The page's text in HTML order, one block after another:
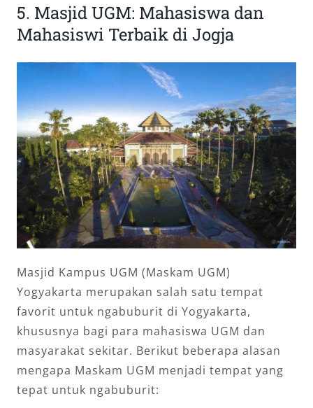
5. Masjid UGM: Mahasiswa dan
Mahasiswi Terbaik di Jogja
Masjid Kampus UGM (Maskam UGM)
Yogyakarta merupakan salah satu tempat
favorit untuk ngabuburit di Yogyakarta,
khususnya bagi para mahasiswa UGM dan
masyarakat sekitar. Berikut beberapa alasan
mengapa Maskam UGM menjadi tempat yang
tepat untuk ngabuburit: